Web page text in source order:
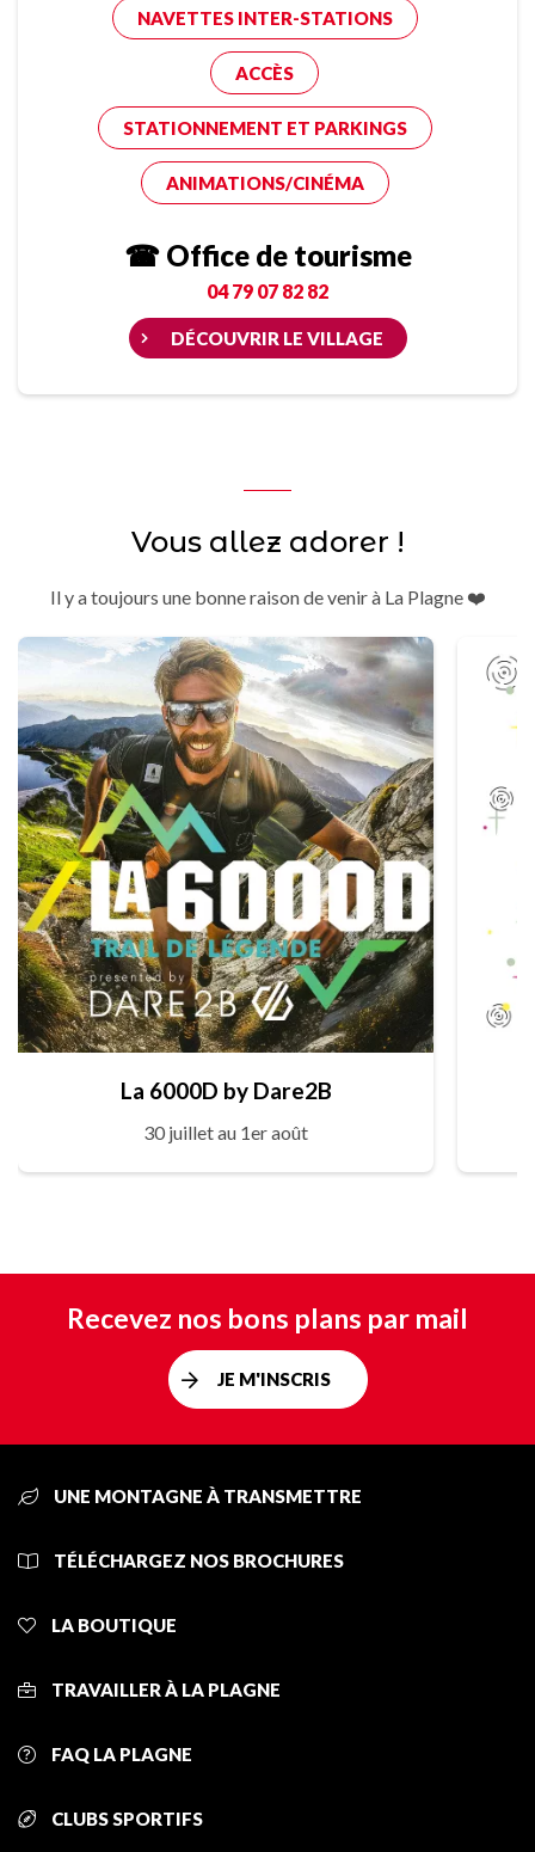
NAVETTES INTER-STATIONS
ACCÈS
STATIONNEMENT ET PARKINGS
ANIMATIONS/CINÉMA
☎ Office de tourisme
04 79 07 82 82
DÉCOUVRIR LE VILLAGE
Vous allez adorer !
Il y a toujours une bonne raison de venir à La Plagne ❤️
La 6000D by Dare2B
30 juillet au 1er août
Recevez nos bons plans par mail
JE M'INSCRIS
UNE MONTAGNE À TRANSMETTRE
TÉLÉCHARGEZ NOS BROCHURES
LA BOUTIQUE
TRAVAILLER À LA PLAGNE
FAQ LA PLAGNE
CLUBS SPORTIFS